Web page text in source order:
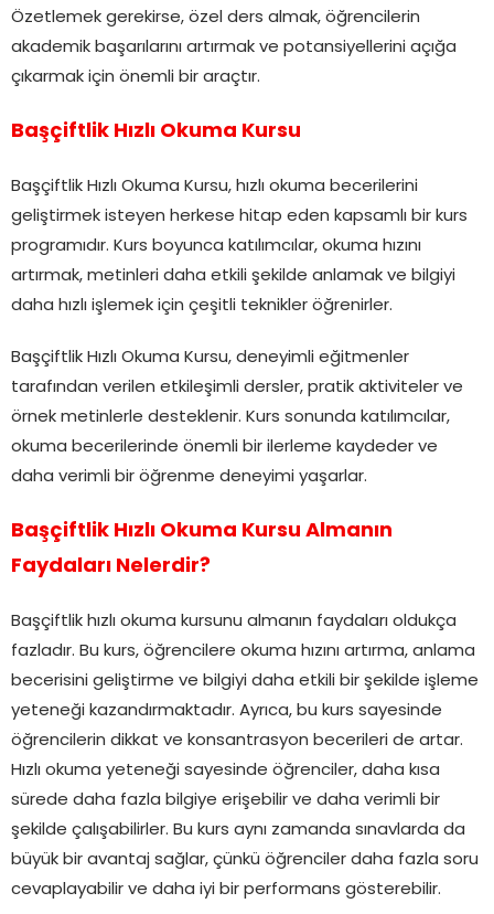
Özetlemek gerekirse, özel ders almak, öğrencilerin
akademik başarılarını artırmak ve potansiyellerini açığa
çıkarmak için önemli bir araçtır.
Başçiftlik Hızlı Okuma Kursu
Başçiftlik Hızlı Okuma Kursu, hızlı okuma becerilerini
geliştirmek isteyen herkese hitap eden kapsamlı bir kurs
programıdır. Kurs boyunca katılımcılar, okuma hızını
artırmak, metinleri daha etkili şekilde anlamak ve bilgiyi
daha hızlı işlemek için çeşitli teknikler öğrenirler.
Başçiftlik Hızlı Okuma Kursu, deneyimli eğitmenler
tarafından verilen etkileşimli dersler, pratik aktiviteler ve
örnek metinlerle desteklenir. Kurs sonunda katılımcılar,
okuma becerilerinde önemli bir ilerleme kaydeder ve
daha verimli bir öğrenme deneyimi yaşarlar.
Başçiftlik Hızlı Okuma Kursu Almanın
Faydaları Nelerdir?
Başçiftlik hızlı okuma kursunu almanın faydaları oldukça
fazladır. Bu kurs, öğrencilere okuma hızını artırma, anlama
becerisini geliştirme ve bilgiyi daha etkili bir şekilde işleme
yeteneği kazandırmaktadır. Ayrıca, bu kurs sayesinde
öğrencilerin dikkat ve konsantrasyon becerileri de artar.
Hızlı okuma yeteneği sayesinde öğrenciler, daha kısa
sürede daha fazla bilgiye erişebilir ve daha verimli bir
şekilde çalışabilirler. Bu kurs aynı zamanda sınavlarda da
büyük bir avantaj sağlar, çünkü öğrenciler daha fazla soru
cevaplayabilir ve daha iyi bir performans gösterebilir.